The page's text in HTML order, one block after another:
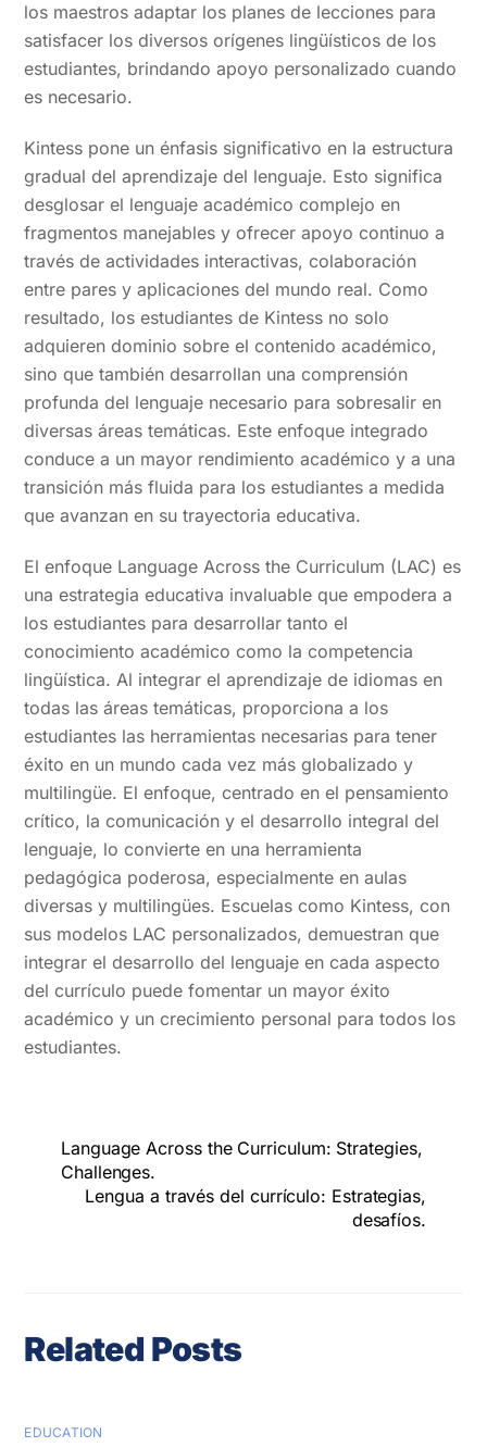
los maestros adaptar los planes de lecciones para
satisfacer los diversos orígenes lingüísticos de los
estudiantes, brindando apoyo personalizado cuando
es necesario.
Kintess pone un énfasis significativo en la estructura
gradual del aprendizaje del lenguaje. Esto significa
desglosar el lenguaje académico complejo en
fragmentos manejables y ofrecer apoyo continuo a
través de actividades interactivas, colaboración
entre pares y aplicaciones del mundo real. Como
resultado, los estudiantes de Kintess no solo
adquieren dominio sobre el contenido académico,
sino que también desarrollan una comprensión
profunda del lenguaje necesario para sobresalir en
diversas áreas temáticas. Este enfoque integrado
conduce a un mayor rendimiento académico y a una
transición más fluida para los estudiantes a medida
que avanzan en su trayectoria educativa.
El enfoque Language Across the Curriculum (LAC) es
una estrategia educativa invaluable que empodera a
los estudiantes para desarrollar tanto el
conocimiento académico como la competencia
lingüística. Al integrar el aprendizaje de idiomas en
todas las áreas temáticas, proporciona a los
estudiantes las herramientas necesarias para tener
éxito en un mundo cada vez más globalizado y
multilingüe. El enfoque, centrado en el pensamiento
crítico, la comunicación y el desarrollo integral del
lenguaje, lo convierte en una herramienta
pedagógica poderosa, especialmente en aulas
diversas y multilingües. Escuelas como Kintess, con
sus modelos LAC personalizados, demuestran que
integrar el desarrollo del lenguaje en cada aspecto
del currículo puede fomentar un mayor éxito
académico y un crecimiento personal para todos los
estudiantes.
Language Across the Curriculum: Strategies,
Challenges.
Lengua a través del currículo: Estrategias,
desafíos.
Related Posts
EDUCATION